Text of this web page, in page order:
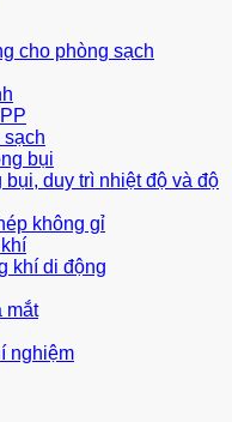
cho phòng sạch
sạch
bụi
bụi, duy trì nhiệt độ và độ
không gỉ
khí di động
mắt
nghiệm